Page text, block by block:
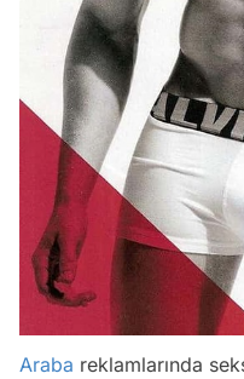
Araba reklamlarında